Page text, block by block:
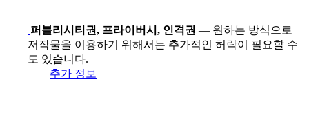
퍼블리시티권, 프라이버시, 인격권 — 원하는 방식으로
저작물을 이용하기 위해서는 추가적인 허락이 필요할 수
도 있습니다.
추가 정보